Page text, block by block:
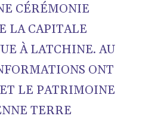
CÉRÉMONIE
LA CAPITALE
À LATCHINE. AU
ONT
LE PATRIMOINE
TERRE